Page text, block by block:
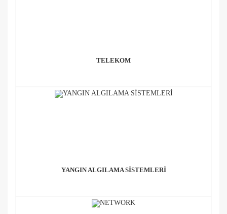
TELEKOM
YANGIN ALGILAMA SİSTEMLERİ